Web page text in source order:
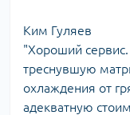
Ким Гуляев
"Хороший
треснувшую
охлаждения от
адекватную